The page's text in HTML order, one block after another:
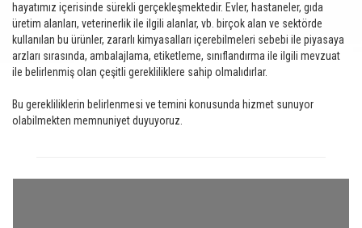
hayatımız içerisinde sürekli gerçekleşmektedir. Evler, hastaneler, gıda
üretim alanları, veterinerlik ile ilgili alanlar, vb. birçok alan ve sektörde
kullanılan bu ürünler, zararlı kimyasalları içerebilmeleri sebebi ile piyasaya
arzları sırasında, ambalajlama, etiketleme, sınıflandırma ile ilgili mevzuat
ile belirlenmiş olan çeşitli gerekliliklere sahip olmalıdırlar.
Bu gerekliliklerin belirlenmesi ve temini konusunda hizmet sunuyor
olabilmekten memnuniyet duyuyoruz.